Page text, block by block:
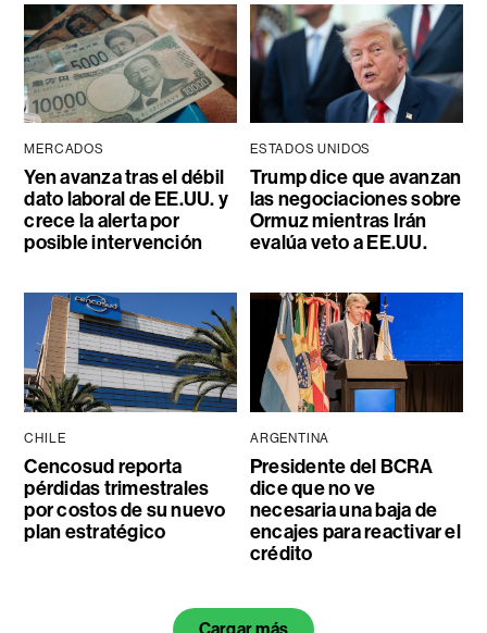
MERCADOS
Yen avanza tras el débil
dato laboral de EE.UU. y
crece la alerta por
posible intervención
ESTADOS UNIDOS
Trump dice que avanzan
las negociaciones sobre
Ormuz mientras Irán
evalúa veto a EE.UU.
CHILE
Cencosud reporta
pérdidas trimestrales
por costos de su nuevo
plan estratégico
ARGENTINA
Presidente del BCRA
dice que no ve
necesaria una baja de
encajes para reactivar el
crédito